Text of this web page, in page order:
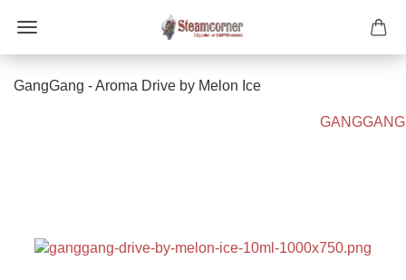
GangGang - Aroma Drive by Melon Ice
GANGGANG